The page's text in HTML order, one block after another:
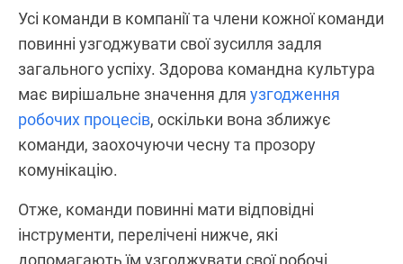
Усі команди в компанії та члени кожної команди
повинні узгоджувати свої зусилля задля
загального успіху. Здорова командна культура
має вирішальне значення для узгодження
робочих процесів, оскільки вона зближує
команди, заохочуючи чесну та прозору
комунікацію.
Отже, команди повинні мати відповідні
інструменти, перелічені нижче, які
допомагають їм узгоджувати свої робочі